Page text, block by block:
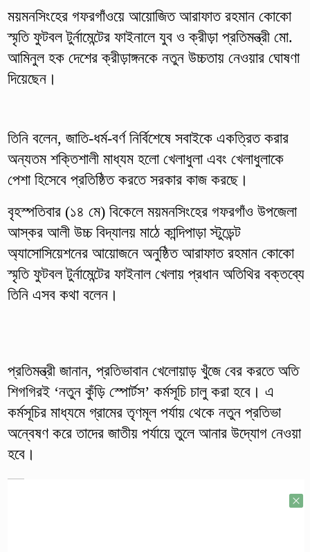
ময়মনসিংহের গফরগাঁওয়ে আয়োজিত আরাফাত রহমান কোকো
স্মৃতি ফুটবল টুর্নামেন্টের ফাইনালে যুব ও ক্রীড়া প্রতিমন্ত্রী মো.
আমিনুল হক দেশের ক্রীড়াঙ্গনকে নতুন উচ্চতায় নেওয়ার ঘোষণা
দিয়েছেন।
তিনি বলেন, জাতি-ধর্ম-বর্ণ নির্বিশেষে সবাইকে একত্রিত করার
অন্যতম শক্তিশালী মাধ্যম হলো খেলাধুলা এবং খেলাধুলাকে
পেশা হিসেবে প্রতিষ্ঠিত করতে সরকার কাজ করছে।
বৃহস্পতিবার (১৪ মে) বিকেলে ময়মনসিংহের গফরগাঁও উপজেলা
আস্কর আলী উচ্চ বিদ্যালয় মাঠে কান্দিপাড়া স্টুডেন্ট
অ্যাসোসিয়েশনের আয়োজনে অনুষ্ঠিত আরাফাত রহমান কোকো
স্মৃতি ফুটবল টুর্নামেন্টের ফাইনাল খেলায় প্রধান অতিথির বক্তব্যে
তিনি এসব কথা বলেন।
প্রতিমন্ত্রী জানান, প্রতিভাবান খেলোয়াড় খুঁজে বের করতে অতি
শিগগিরই ‘নতুন কুঁড়ি স্পোর্টস’ কর্মসূচি চালু করা হবে। এ
কর্মসূচির মাধ্যমে গ্রামের তৃণমূল পর্যায় থেকে নতুন প্রতিভা
অন্বেষণ করে তাদের জাতীয় পর্যায়ে তুলে আনার উদ্যোগ নেওয়া
হবে।